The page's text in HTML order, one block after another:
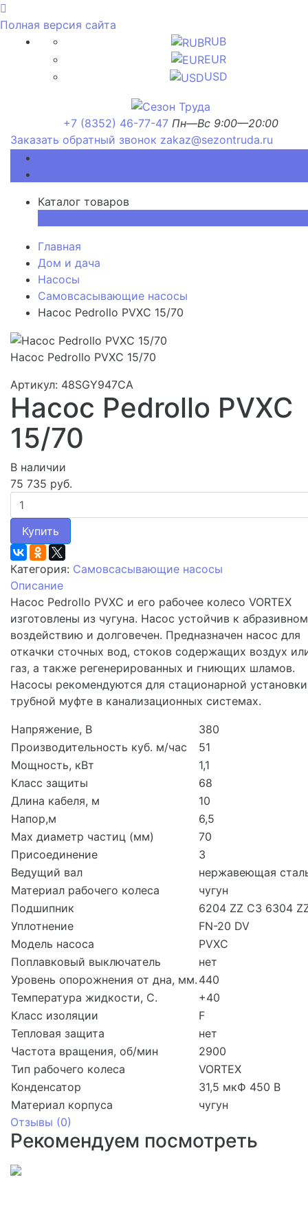
Полная версия сайта
RUB
EUR
USD
+7 (8352) 46-77-47 Пн—Вс 9:00—20:00
Заказать обратный звонок zakaz@sezontruda.ru
Каталог товаров
Главная
Дом и дача
Насосы
Самовсасывающие насосы
Насос Pedrollo PVXC 15/70
Насос Pedrollo PVXC 15/70
Артикул: 48SGY947CA
Насос Pedrollo PVXC
15/70
В наличии
75 735 руб.
Купить
Категория: Самовсасывающие насосы
Описание
Насос Pedrollo PVXC и его рабочее колесо VORTEX
изготовлены из чугуна. Насос устойчив к
воздействию и долговечен. Предназначен насос для
откачки сточных вод, стоков содержащих воздух
газ, а также регенерированных и гниющих шламов.
Насосы рекомендуются для стационарной
трубной муфте в канализационных системах.
Напряжение, В
380
Производительность куб. м/час
51
Мощность, кВт
1,1
Класс защиты
68
Длина кабеля, м
10
Напор,м
6,5
Мах диаметр частиц (мм)
70
Присоединение
3
Ведущий вал
нержавеющая
Материал рабочего колеса
чугун
Подшипник
6204 ZZ С3 6304
Уплотнение
FN-20 DV
Модель насоса
PVXC
Поплавковый выключатель
нет
Уровень опорожнения от дна, мм. 440
Температура жидкости, С.
+40
Класс изоляции
F
Тепловая защита
нет
Частота вращения, об/мин
2900
Тип рабочего колеса
VORTEX
Конденсатор
31,5 мкФ 450 В
Материал корпуса
чугун
Отзывы (0)
Рекомендуем посмотреть